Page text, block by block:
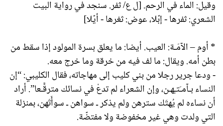
وقيل: الماء في الرحم. [ل ع/ ثفر. سنجد في رواية البيت
الشعري: ثفرها - إبّلا، عوض: ثغرها - أيّلا]
* أوم – الآمَـة: العيب. أيضا: ما يعلق بسرة المولود إذا سقط من
بطن أمه. ويقال: ما لف فيه من خرقة وما خرج معه.
- ودعا جرير رجلا من بني كليب إلى مهاجاته، فقال الكليبي: “إن
النساء بـآمـَتـِهـن، وإن الشعراء لم تدعْ في نسائك مترقَّـعا”. أراد
أن نساءه لم يُهتَك سترهن ولم يذكر ـ سواهن ـ سوأَتَهن، بمنزلة
التي ولدت وهي غير مخفوضة ولا مفتضّة.